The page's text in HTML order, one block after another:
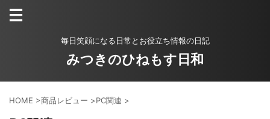
毎日笑顔になる日常とお役立ち情報の日記
みつきのひねもす日和
HOME >商品レビュー >PC関連 >